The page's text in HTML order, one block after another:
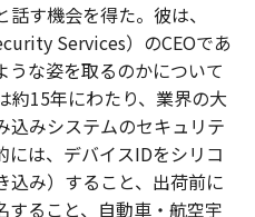
話す機会を得た。彼は、
Services）のCEOであ
うな姿を取るのかについて
15年にわたり、業界の大
込みシステムのセキュリテ
には、デバイスIDをシリコ
込み）すること、出荷前に
すること、自動車・航空宇